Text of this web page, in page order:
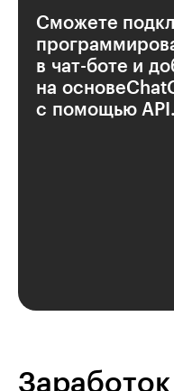
Сможете
в чат-боте и
на
с помощью АРІ.